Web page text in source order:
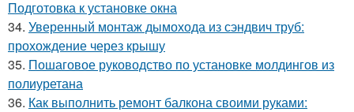
Подготовка к установке окна
34. Уверенный монтаж дымохода из сэндвич труб:
прохождение через крышу
35. Пошаговое руководство по установке молдингов из
полиуретана
36. Как выполнить ремонт балкона своими руками: